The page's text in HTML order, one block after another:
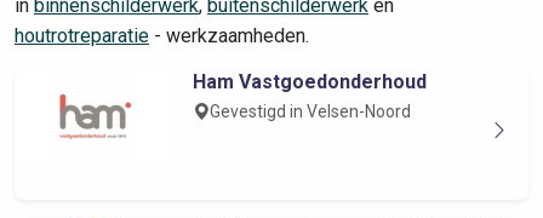
in binnenschilderwerk, buitenschilderwerk en
houtrotreparatie - werkzaamheden.
Ham Vastgoedonderhoud
Gevestigd in Velsen-Noord